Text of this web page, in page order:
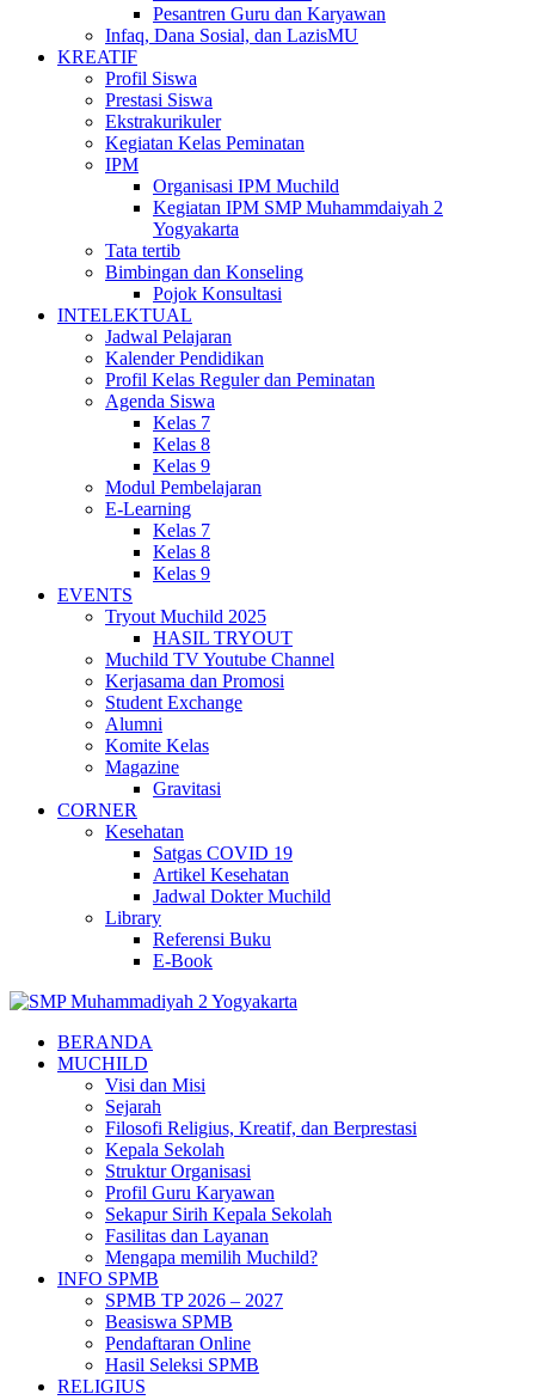
Pesantren Guru dan Karyawan
Infaq, Dana Sosial, dan LazisMU
KREATIF
Profil Siswa
Prestasi Siswa
Ekstrakurikuler
Kegiatan Kelas Peminatan
IPM
Organisasi IPM Muchild
Kegiatan IPM SMP Muhammdaiyah 2
Yogyakarta
Tata tertib
Bimbingan dan Konseling
Pojok Konsultasi
INTELEKTUAL
Jadwal Pelajaran
Kalender Pendidikan
Profil Kelas Reguler dan Peminatan
Agenda Siswa
Kelas 7
Kelas 8
Kelas 9
Modul Pembelajaran
E-Learning
Kelas 7
Kelas 8
Kelas 9
EVENTS
Tryout Muchild 2025
HASIL TRYOUT
Muchild TV Youtube Channel
Kerjasama dan Promosi
Student Exchange
Alumni
Komite Kelas
Magazine
Gravitasi
CORNER
Kesehatan
Satgas COVID 19
Artikel Kesehatan
Jadwal Dokter Muchild
Library
Referensi Buku
E-Book
BERANDA
MUCHILD
Visi dan Misi
Sejarah
Filosofi Religius, Kreatif, dan Berprestasi
Kepala Sekolah
Struktur Organisasi
Profil Guru Karyawan
Sekapur Sirih Kepala Sekolah
Fasilitas dan Layanan
Mengapa memilih Muchild?
INFO SPMB
SPMB TP 2026 – 2027
Beasiswa SPMB
Pendaftaran Online
Hasil Seleksi SPMB
RELIGIUS